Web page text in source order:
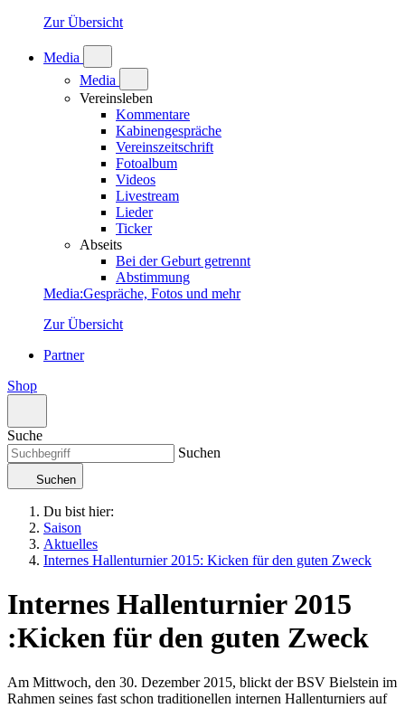
Zur Übersicht
Media
Media
Vereinsleben
Kommentare
Kabinengespräche
Vereinszeitschrift
Fotoalbum
Videos
Livestream
Lieder
Ticker
Abseits
Bei der Geburt getrennt
Abstimmung
Media:Gespräche, Fotos und mehr
Zur Übersicht
Partner
Shop
Suche
Suchen
Suchen
Du bist hier:
Saison
Aktuelles
Internes Hallenturnier 2015: Kicken für den guten Zweck
Internes Hallenturnier 2015
:Kicken für den guten Zweck
Am Mittwoch, den 30. Dezember 2015, blickt der BSV Bielstein im
Rahmen seines fast schon traditionellen internen Hallenturniers auf